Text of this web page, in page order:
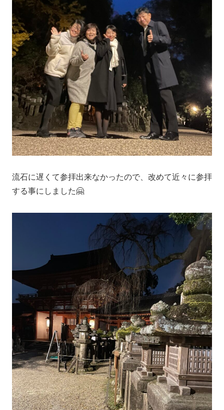
流石に遅くて参拝出来なかったので、改めて近々に参拝
する事にしました🤗